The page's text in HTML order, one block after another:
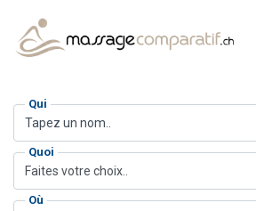
Qui
Quoi
Faites votre choix..
Où